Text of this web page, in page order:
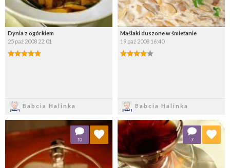
Dynia z ogórkiem
25 paź 2008 22:01
Babcia Halinka
Maślaki duszone w śmietanie
19 paź 2008 16:40
Babcia Halinka
10
Dodaj do ulubionych
Wybierz listę:
7
Dodaj do ulubionych
Wybierz listę: